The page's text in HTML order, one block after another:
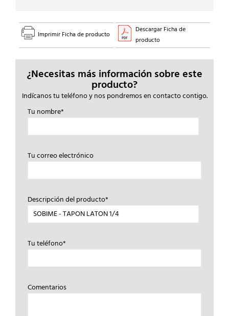
Imprimir Ficha de producto
Descargar Ficha de
producto
¿Necesitas más información sobre este
producto?
Indícanos tu teléfono y nos pondremos en contacto contigo.
Tu nombre*
Tu correo electrónico
Descripción del producto*
Tu teléfono*
Comentarios